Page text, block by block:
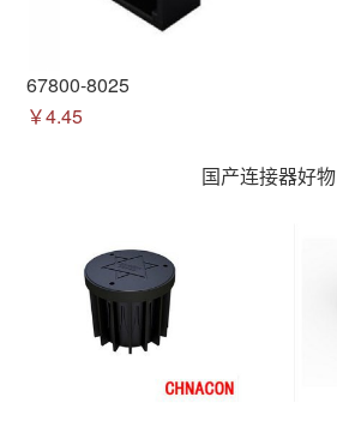
67800-8025
￥4.45
国产连接器好物